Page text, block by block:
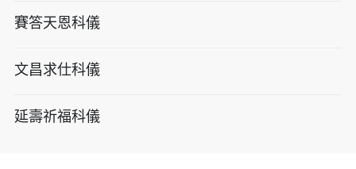
賽答天恩科儀
文昌求仕科儀
延壽祈福科儀